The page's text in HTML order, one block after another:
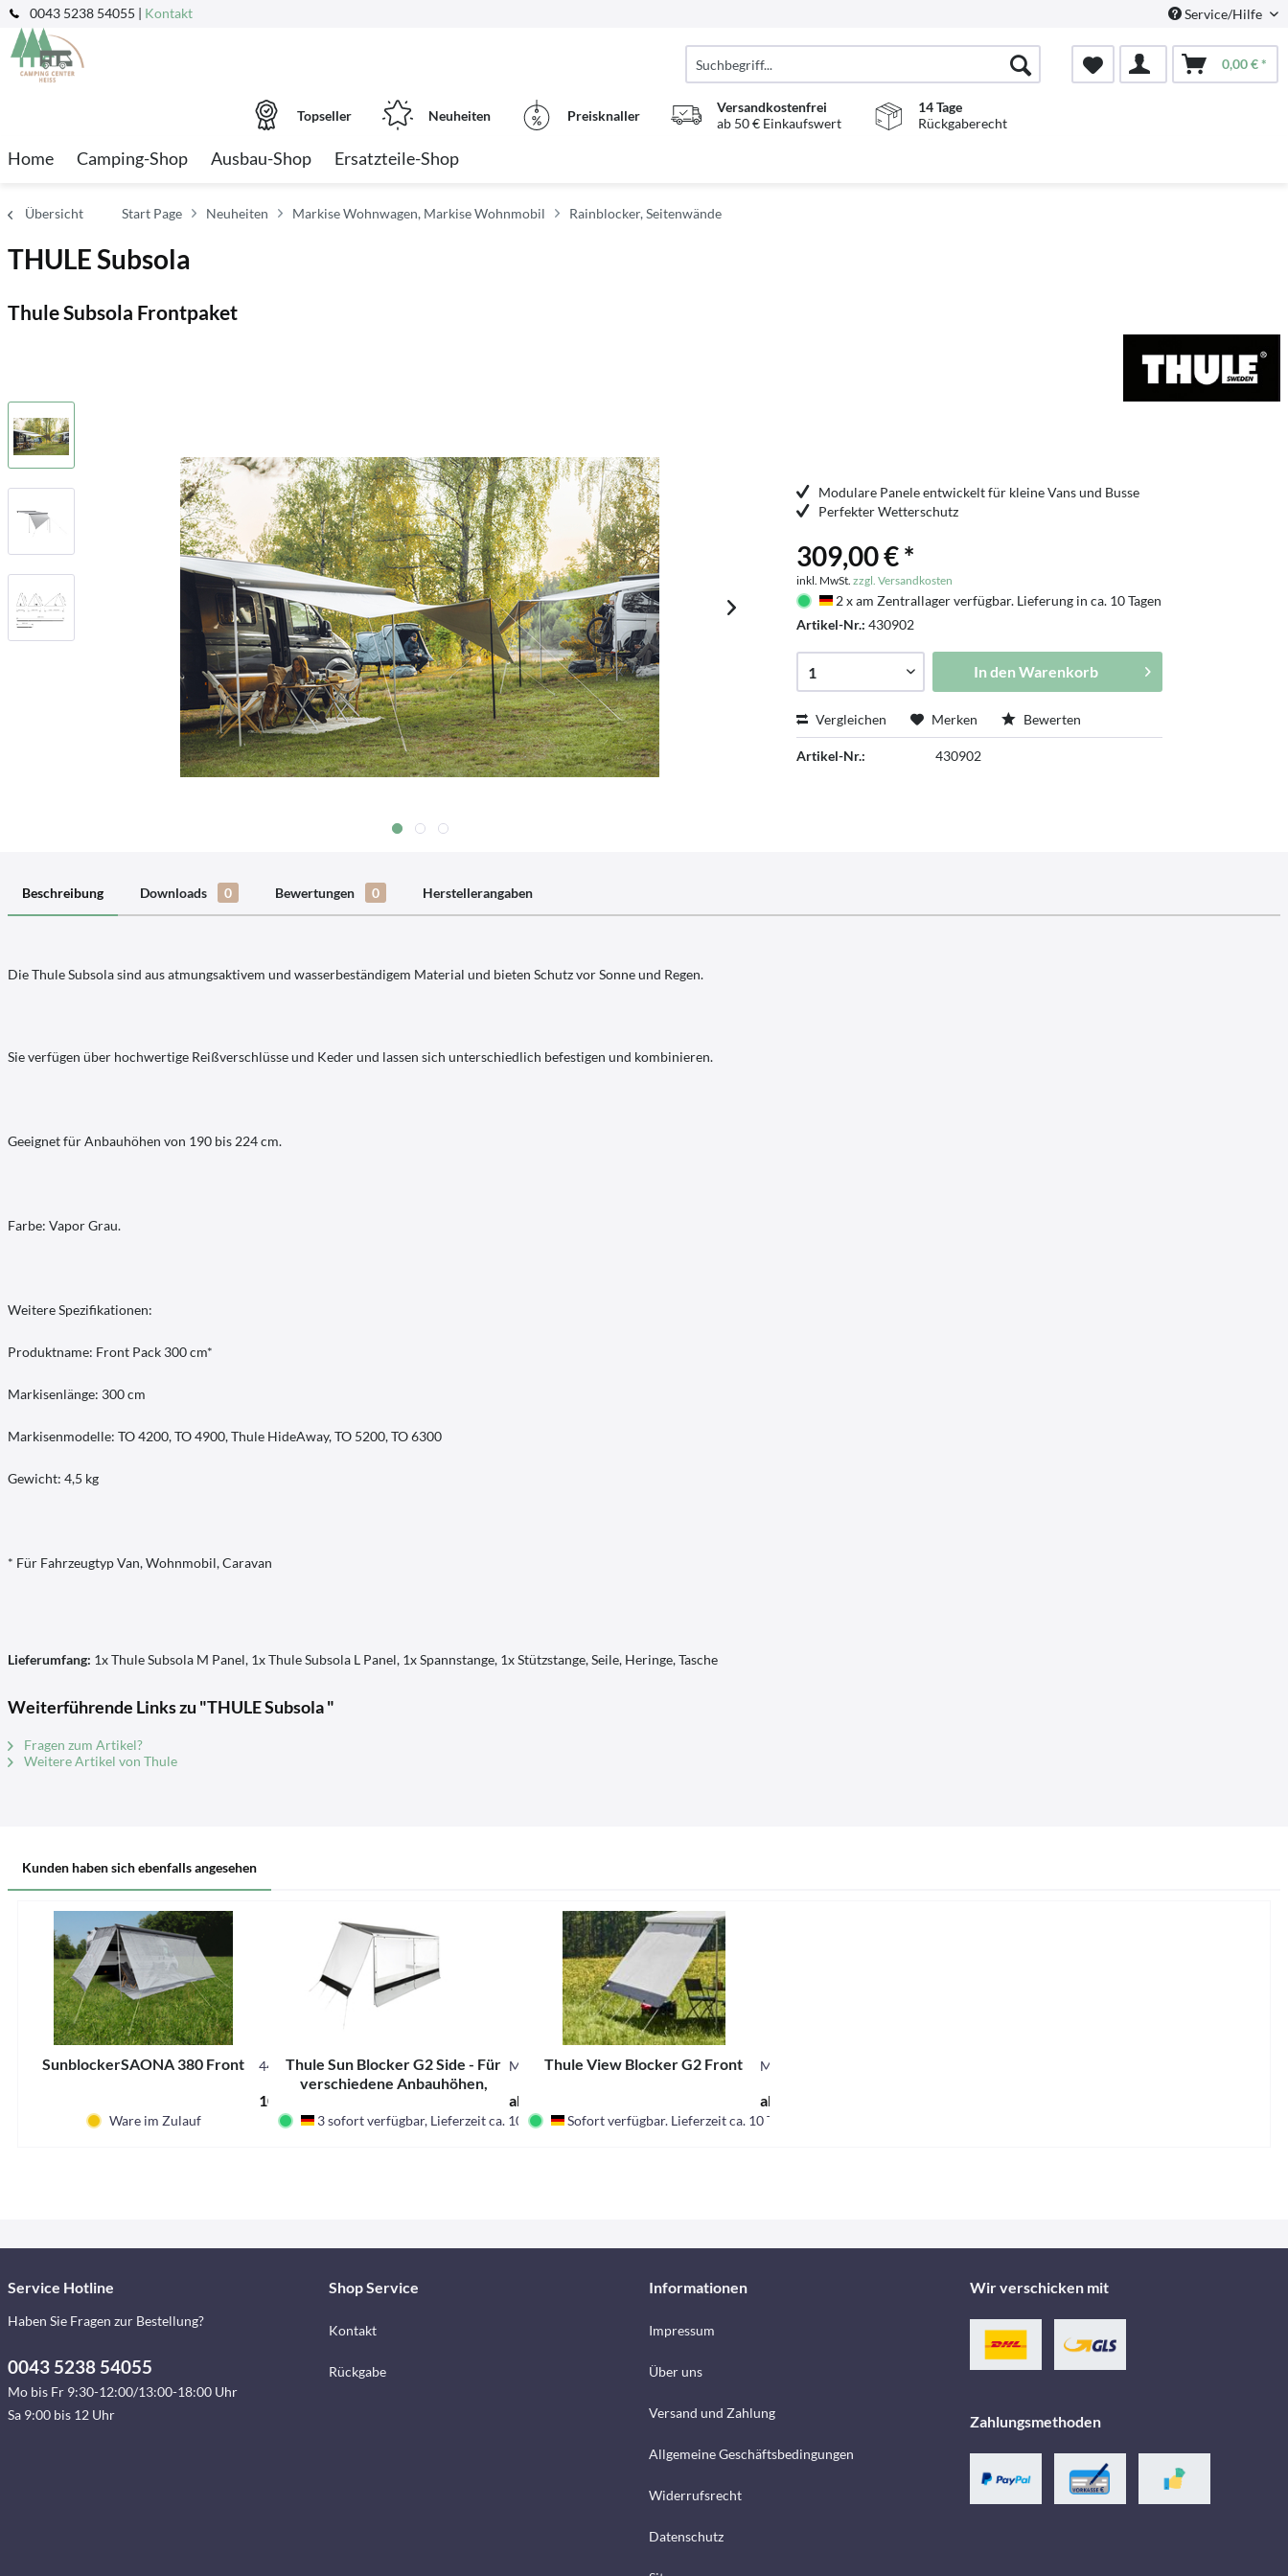
0043 5238 54055 | Kontakt Service/Hilfe
0,00 € *
Topseller Neuheiten Preisknaller
Versandkostenfrei
ab 50 € Einkaufswert
14 Tage
Rückgaberecht
Home Camping-Shop Ausbau-Shop Ersatzteile-Shop
Übersicht Start Page Neuheiten Markise Wohnwagen, Markise Wohnmobil Rainblocker, Seitenwände
THULE Subsola
Thule Subsola Frontpaket
Modulare Panele entwickelt für kleine Vans und Busse
Perfekter Wetterschutz
309,00 € *
inkl. MwSt.zzgl. Versandkosten
Deutschland
2 x am Zentrallager verfügbar. Lieferung in ca. 10 Tagen
Artikel-Nr.:430902
In den Warenkorb
Vergleichen Merken Bewerten
Artikel-Nr.: 430902
Beschreibung Downloads 0 Bewertungen 0 Herstellerangaben
Die Thule Subsola sind aus atmungsaktivem und wasserbeständigem Material und bieten Schutz vor Sonne und Regen.
Sie verfügen über hochwertige Reißverschlüsse und Keder und lassen sich unterschiedlich befestigen und kombinieren.
Geeignet für Anbauhöhen von 190 bis 224 cm.
Farbe: Vapor Grau.
Weitere Spezifikationen:
Produktname: Front Pack 300 cm*
Markisenlänge: 300 cm
Markisenmodelle: TO 4200, TO 4900, Thule HideAway, TO 5200, TO 6300
Gewicht: 4,5 kg
* Für Fahrzeugtyp Van, Wohnmobil, Caravan
Lieferumfang: 1x Thule Subsola M Panel, 1x Thule Subsola L Panel, 1x Spannstange, 1x Stützstange, Seile, Heringe, Tasche
Weiterführende Links zu "THULE Subsola "
Fragen zum Artikel?
Weitere Artikel von Thule
Kunden haben sich ebenfalls angesehen
SunblockerSAONA 380 Front 44815
109,95 € *
Ware im Zulauf
Thule Sun Blocker G2 Side - Für
verschiedene Anbauhöhen,
M430851
ab 249,00 € *
Deutschland
3 sofort verfügbar, Lieferzeit ca. 10 Tagen
Thule View Blocker G2 Front M430822
ab 149,00 € *
Deutschland
Sofort verfügbar. Lieferzeit ca. 10 Tage
Service Hotline
Haben Sie Fragen zur Bestellung?
0043 5238 54055
Mo bis Fr 9:30-12:00/13:00-18:00 Uhr
Sa 9:00 bis 12 Uhr
Shop Service
Kontakt
Rückgabe
Informationen
Impressum
Über uns
Versand und Zahlung
Allgemeine Geschäftsbedingungen
Widerrufsrecht
Datenschutz
Wir verschicken mit
Zahlungsmethoden